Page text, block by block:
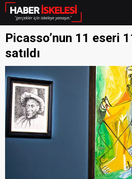
Picasso’nun 11 eseri
satıldı